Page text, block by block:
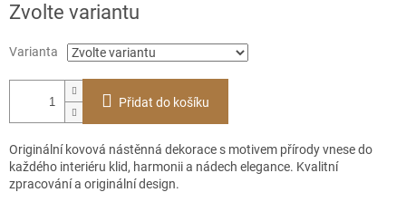
cena:
Zvolte variantu
Varianta
Přidat do košíku
Originální kovová nástěnná dekorace s motivem přírody vnese do
každého interiéru klid, harmonii a nádech elegance. Kvalitní
zpracování a originální design.